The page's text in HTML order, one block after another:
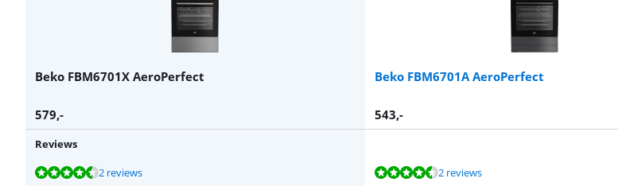
Beko FBM6701X AeroPerfect Beko FBM6701A AeroPerfect
579,- 543,-
Reviews
Beoordeling is 9,0 van de 10, gebaseerd op 2 reviews.
2 reviews
Beoordeling is 9,0 van de 10, gebaseerd op 2 reviews. 2 reviews
Beoordeling is 8,5 van de 10, gebaseerd op 7 reviews.